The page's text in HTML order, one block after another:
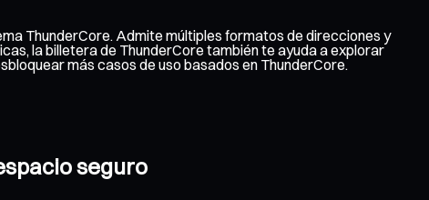
ThunderCore. Admite múltiples formatos de direcciones y
la billetera de ThunderCore también te ayuda a explorar
más casos de uso basados en ThunderCore.
seguro